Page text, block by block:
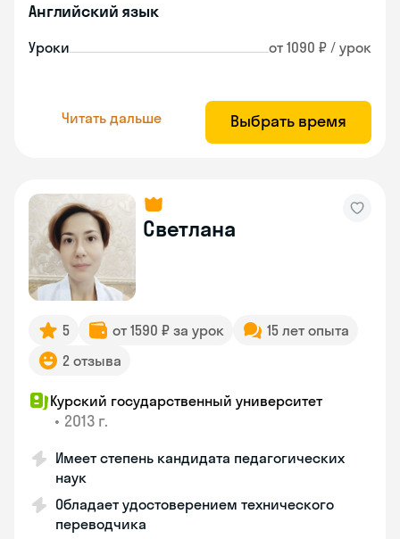
Английский язык
Уроки от 1090 ₽ / урок
Читать дальше Выбрать время
Светлана
5 от 1590 ₽ за урок
15 лет опыта
2 отзыва
Курский государственный университет
• 2013 г.
Имеет степень кандидата педагогических
наук
Обладает удостоверением технического
переводчика